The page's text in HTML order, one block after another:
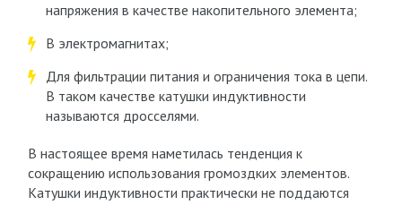
напряжения в качестве накопительного элемента;
В электромагнитах;
Для фильтрации питания и ограничения тока в цепи.
В таком качестве катушки индуктивности
называются дросселями.
В настоящее время наметилась тенденция к
сокращению использования громоздких элементов.
Катушки индуктивности практически не поддаются